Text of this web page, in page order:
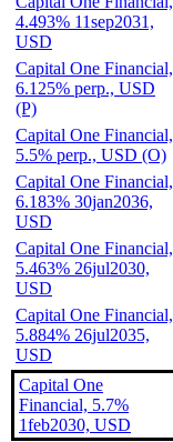
Capital One Financial,
5.197% 11sep2036,
USD
Capital One Financial,
4.493% 11sep2031,
USD
Capital One Financial,
6.125% perp., USD
(P)
Capital One Financial,
5.5% perp., USD (O)
Capital One Financial,
6.183% 30jan2036,
USD
Capital One Financial,
5.463% 26jul2030,
USD
Capital One Financial,
5.884% 26jul2035,
USD